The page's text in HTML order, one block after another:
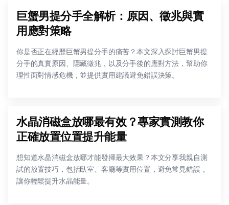
巨蟹男提分手全解析：原因、徵兆與實
用應對策略
你是否正在經歷巨蟹男提分手的痛苦？本文深入探討巨蟹男提
分手的真實原因、隱藏徵兆，以及分手後的應對方法，幫助你
理性面對情感危機，並提供實用建議避免錯誤決策。
水晶消磁盒放哪最有效？專家實測教你
正確放置位置提升能量
想知道水晶消磁盒放哪才能發揮最大效果？本文分享我親自測
試的放置技巧，包括臥室、客廳等實用位置，避免常見錯誤，
讓你輕鬆提升水晶能量。